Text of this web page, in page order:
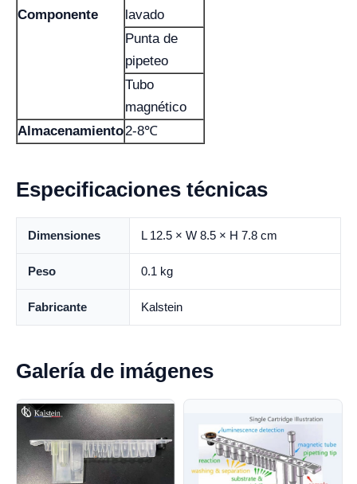
Componente
lavado
Punta de
pipeteo
Tubo
magnético
Almacenamiento2-8℃
Especificaciones técnicas
Dimensiones L 12.5 × W 8.5 × H 7.8 cm
Peso 0.1 kg
Fabricante Kalstein
Galería de imágenes